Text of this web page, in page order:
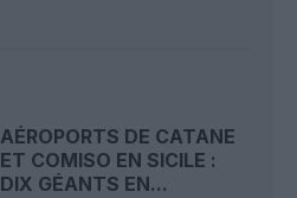
AÉROPORTS DE CATANE
ET COMISO EN SICILE :
DIX GÉANTS EN...